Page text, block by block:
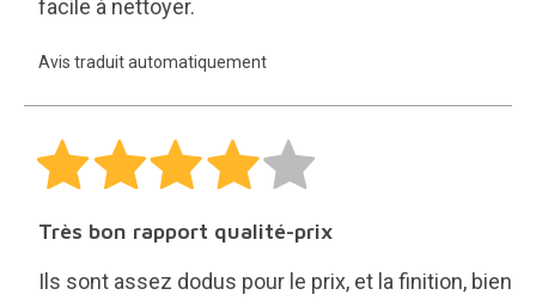
facile à nettoyer.
Avis traduit automatiquement
Très bon rapport qualité-prix
Ils sont assez dodus pour le prix, et la finition, bien